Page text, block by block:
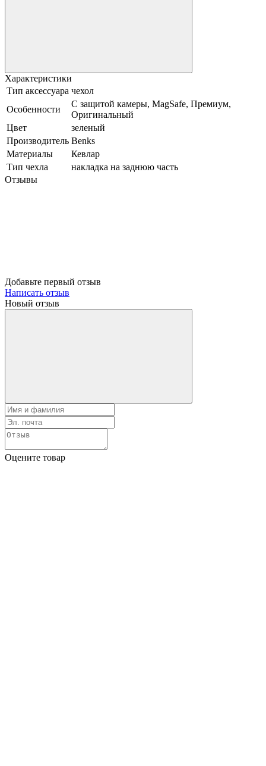
Характеристики
Тип аксессуара чехол
Особенности
С защитой камеры, MagSafe, Премиум,
Оригинальный
Цвет
зеленый
Производитель Benks
Материалы
Кевлар
Тип чехла
накладка на заднюю часть
Отзывы
Добавьте первый отзыв
Написать отзыв
Новый отзыв
Оцените товар